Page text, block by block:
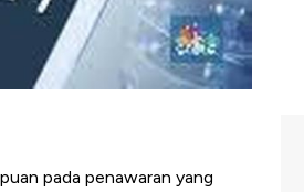
pada penawaran yang